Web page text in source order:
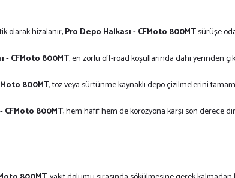
olarak hizalanır;Pro Depo Halkası - CFMoto 800MTsürüşe
- CFMoto 800MT, en zorlu off-road koşullarında dahi yerinden
800MT, toz veya sürtünme kaynaklı depo çizilmelerini
CFMoto 800MT, hem hafif hem de korozyona karşı son derece